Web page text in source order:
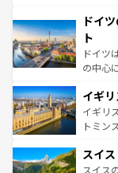
せる。
ンテン
で、幅
聖堂、
から魅
れ、フ
香り高
らに、
も豊か
を参照
ドイ
ト
ドイツ
の中心
顔を持
ルリン
してラ
は、お酒
ドイツ
イギリ
イギリ
トミン
リアご
ティー
スイス
スイス